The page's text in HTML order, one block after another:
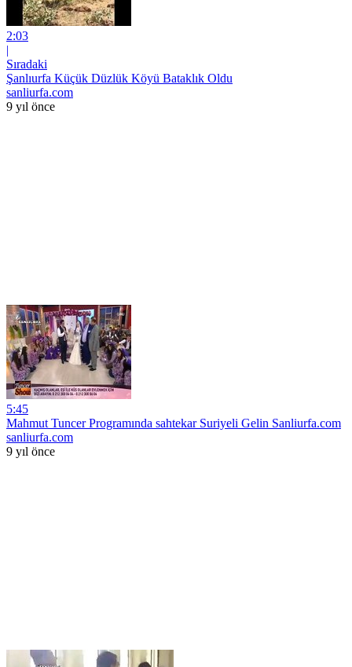
2:03
|
Sıradaki
Şanlıurfa Küçük Düzlük Köyü Bataklık Oldu
sanliurfa.com
9 yıl önce
5:45
Mahmut Tuncer Programında sahtekar Suriyeli Gelin Sanliurfa.com
sanliurfa.com
9 yıl önce